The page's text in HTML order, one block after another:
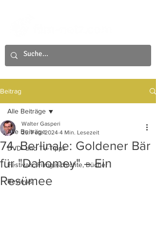
Beitrag
Alle Beiträge
DVD- und TV-Tipps
Festivals, Filmgeschichte, Bücher
Reviews
Alle Beiträge
74. Berlinale: Goldener Bär
für "Dahomey" – Ein
Resümee
Walter Gasperi
25. Feb. 2024 4 Min. Lesezeit